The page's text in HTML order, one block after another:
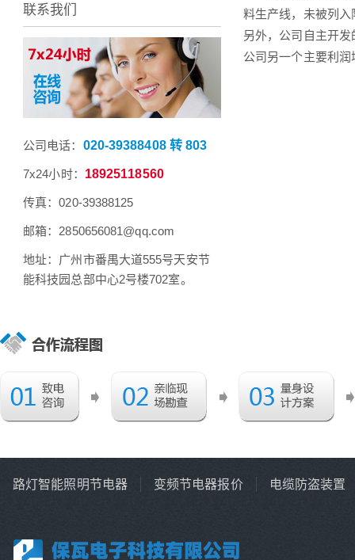
料生产线，未被列
另外，公司自主开
公司另一个主要利润
联系我们
公司电话： 020-39388408 转 803
7x24小时： 18925118560
传真：020-39388125
邮箱：2850656081@qq.com
地址：广州市番禺大道555号天安节
能科技园总部中心2号楼702室。
路灯智能照明节电器 变频节电器报价 电缆防盗装置